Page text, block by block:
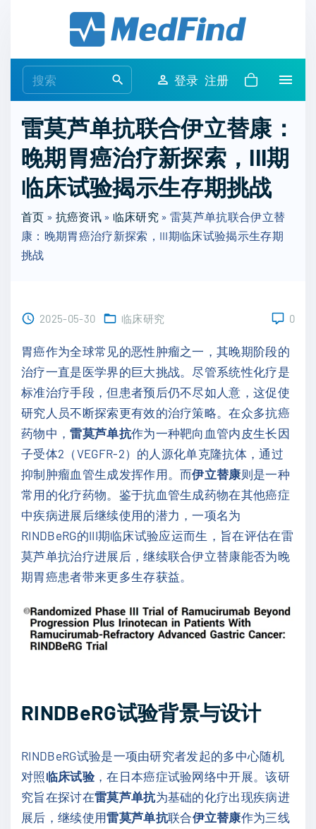
e
r
c
h
f
r
:
登录 注册
雷莫芦单抗联合伊立替康：
晚期胃癌治疗新探索，III期
临床试验揭示生存期挑战
首页 » 抗癌资讯» 临床研究 »雷莫芦单抗联合伊立替
康：晚期胃癌治疗新探索，III期临床试验揭示生存期
挑战
2025-05-30 临床研究 0
胃癌作为全球常见的恶性肿瘤之一，其晚期阶段的
治疗一直是医学界的巨大挑战。尽管系统性化疗是
标准治疗手段，但患者预后仍不尽如人意，这促使
研究人员不断探索更有效的治疗策略。在众多抗癌
药物中，雷莫芦单抗作为一种靶向血管内皮生长因
子受体2（VEGFR-2）的人源化单克隆抗体，通过
抑制肿瘤血管生成发挥作用。而伊立替康则是一种
常用的化疗药物。鉴于抗血管生成药物在其他癌症
中疾病进展后继续使用的潜力，一项名为
RINDBeRG的III期临床试验应运而生，旨在评估在雷
莫芦单抗治疗进展后，继续联合伊立替康能否为晚
期胃癌患者带来更多生存获益。
RINDBeRG试验背景与设计
RINDBeRG试验是一项由研究者发起的多中心随机
对照 临床试验，在日本癌症试验网络中开展。该研
究旨在探讨在雷莫芦单抗为基础的化疗出现疾病进
展后，继续使用雷莫芦单抗联合伊立替康作为三线